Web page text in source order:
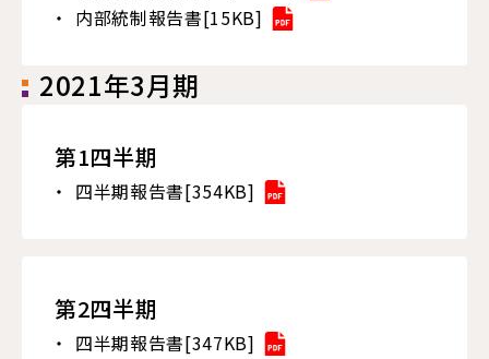
内部統制報告書[15KB]
2021年3月期
第1四半期
四半期報告書[354KB]
第2四半期
四半期報告書[347KB]